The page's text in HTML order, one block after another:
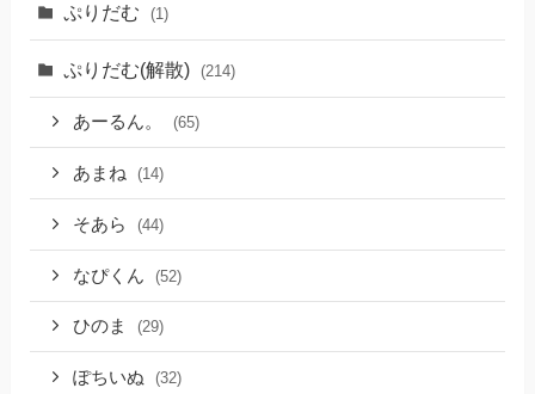
ぷりだむ (1)
ぷりだむ(解散) (214)
あーるん。 (65)
あまね (14)
そあら (44)
なぴくん (52)
ひのま (29)
ぽちいぬ (32)